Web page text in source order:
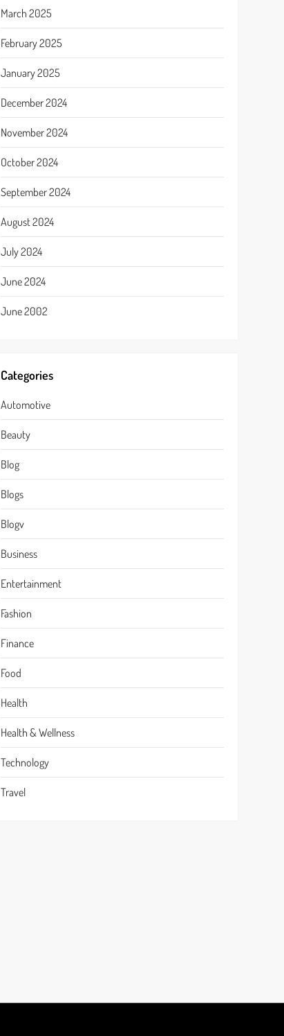
March 2025
February 2025
January 2025
December 2024
November 2024
October 2024
September 2024
August 2024
July 2024
June 2024
June 2002
Categories
Automotive
Beauty
Blog
Blogs
Blogv
Business
Entertainment
Fashion
Finance
Food
Health
Health & Wellness
Technology
Travel